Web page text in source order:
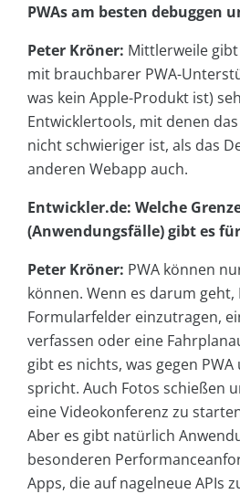
PWAs am besten debuggen
Peter Kröner: Mittlerweile
mit brauchbarer PWA-
was kein Apple-Produkt ist)
Entwicklertools, mit denen
nicht schwieriger ist, als das
anderen Webapp auch.
Entwickler.de: Welche
(Anwendungsfälle) gibt es für
Peter Kröner: PWA können
können. Wenn es darum geht,
Formularfelder einzutragen,
verfassen oder eine
gibt es nichts, was gegen
spricht. Auch Fotos schießen
eine Videokonferenz zu
Aber es gibt natürlich
besonderen
Apps, die auf nagelneue APIs